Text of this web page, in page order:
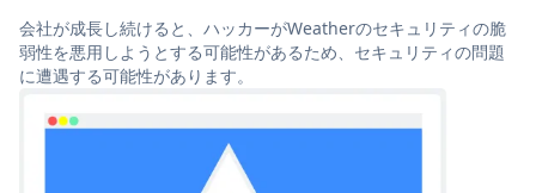
会社が成長し続けると、ハッカーがWeatherのセキュリティの脆
弱性を悪用しようとする可能性があるため、セキュリティの問題
に遭遇する可能性があります。